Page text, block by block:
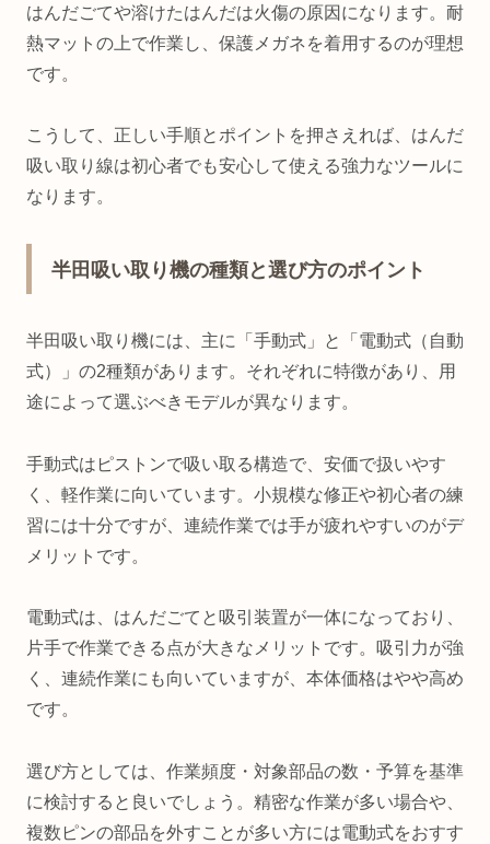
はんだごてや溶けたはんだは火傷の原因になります。耐
熱マットの上で作業し、保護メガネを着用するのが理想
です。
こうして、正しい手順とポイントを押さえれば、はんだ
吸い取り線は初心者でも安心して使える強力なツールに
なります。
半田吸い取り機の種類と選び方のポイント
半田吸い取り機には、主に「手動式」と「電動式（自動
式）」の2種類があります。それぞれに特徴があり、用
途によって選ぶべきモデルが異なります。
手動式はピストンで吸い取る構造で、安価で扱いやす
く、軽作業に向いています。小規模な修正や初心者の練
習には十分ですが、連続作業では手が疲れやすいのがデ
メリットです。
電動式は、はんだごてと吸引装置が一体になっており、
片手で作業できる点が大きなメリットです。吸引力が強
く、連続作業にも向いていますが、本体価格はやや高め
です。
選び方としては、作業頻度・対象部品の数・予算を基準
に検討すると良いでしょう。精密な作業が多い場合や、
複数ピンの部品を外すことが多い方には電動式をおすす